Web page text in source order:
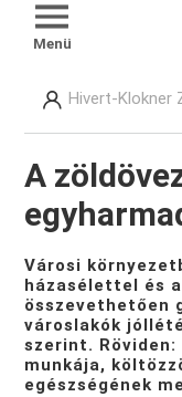
Menü
Hivert-Klokner
A
Városi
házasélettel és
összevethetően
városlakók
szerint.
munkája,
egészségének